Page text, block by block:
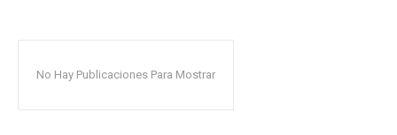
No Hay Publicaciones Para Mostrar